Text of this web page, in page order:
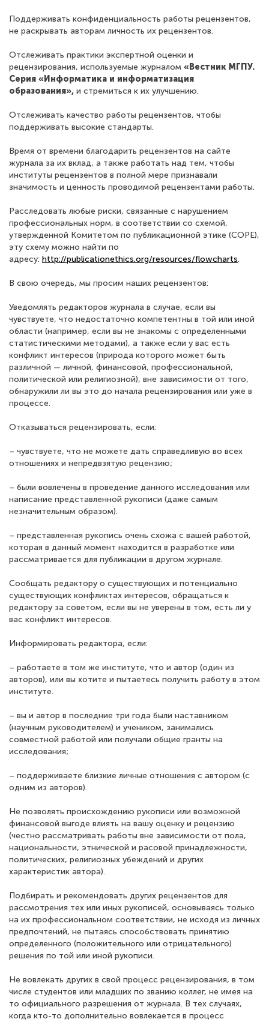
Поддерживать конфиденциальность работы рецензентов,
не раскрывать авторам личность их рецензентов.
Отслеживать практики экспертной оценки и
рецензирования, используемые журналом «Вестник МГПУ.
Серия «Информатика и информатизация
образования», и стремиться к их улучшению.
Отслеживать качество работы рецензентов, чтобы
поддерживать высокие стандарты.
Время от времени благодарить рецензентов на сайте
журнала за их вклад, а также работать над тем, чтобы
институты рецензентов в полной мере признавали
значимость и ценность проводимой рецензентами работы.
Расследовать любые риски, связанные с нарушением
профессиональных норм, в соответствии со схемой,
утвержденной Комитетом по публикационной этике (COPE),
эту схему можно найти по
адресу: http://publicationethics.org/resources/flowcharts.
В свою очередь, мы просим наших рецензентов:
Уведомлять редакторов журнала в случае, если вы
чувствуете, что недостаточно компетентны в той или иной
области (например, если вы не знакомы с определенными
статистическими методами), а также если у вас есть
конфликт интересов (природа которого может быть
различной — личной, финансовой, профессиональной,
политической или религиозной), вне зависимости от того,
обнаружили ли вы это до начала рецензирования или уже в
процессе.
Отказываться рецензировать, если:
– чувствуете, что не можете дать справедливую во всех
отношениях и непредвзятую рецензию;
– были вовлечены в проведение данного исследования или
написание представленной рукописи (даже самым
незначительным образом).
– представленная рукопись очень схожа с вашей работой,
которая в данный момент находится в разработке или
рассматривается для публикации в другом журнале.
Сообщать редактору о существующих и потенциально
существующих конфликтах интересов, обращаться к
редактору за советом, если вы не уверены в том, есть ли у
вас конфликт интересов.
Информировать редактора, если:
– работаете в том же институте, что и автор (один из
авторов), или вы хотите и пытаетесь получить работу в этом
институте.
– вы и автор в последние три года были наставником
(научным руководителем) и учеником, занимались
совместной работой или получали общие гранты на
исследования;
– поддерживаете близкие личные отношения с автором (с
одним из авторов).
Не позволять происхождению рукописи или возможной
финансовой выгоде влиять на вашу оценку и рецензию
(честно рассматривать работы вне зависимости от пола,
национальности, этнической и расовой принадлежности,
политических, религиозных убеждений и других
характеристик автора).
Подбирать и рекомендовать других рецензентов для
рассмотрения тех или иных рукописей, основываясь только
на их профессиональном соответствии, не исходя из личных
предпочтений, не пытаясь способствовать принятию
определенного (положительного или отрицательного)
решения по той или иной рукописи.
Не вовлекать других в свой процесс рецензирования, в том
числе студентов или младших по званию коллег, не имея на
то официального разрешения от журнала. В тех случаях,
когда кто-то дополнительно вовлекается в процесс